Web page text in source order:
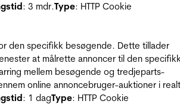
: 3 mdr.Type: HTTP Cookie
den specifikk besøgende. Dette tillader
at målrette annoncer til den
mellem besøgende og tredjeparts-
online annoncebruger-auktioner i
: 1 dagType: HTTP Cookie